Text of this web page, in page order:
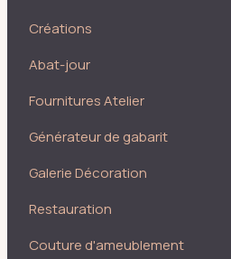
Créations
Abat-jour
Fournitures Atelier
Générateur de gabarit
Galerie Décoration
Restauration
Couture d'ameublement